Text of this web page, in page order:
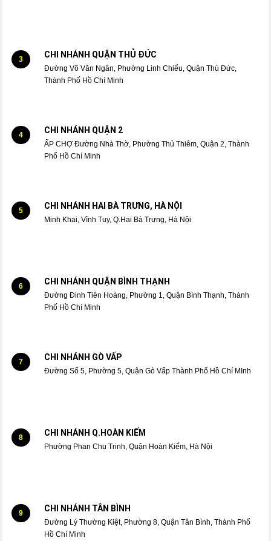
3 CHI NHÁNH QUẬN THỦ ĐỨC
Đường Võ Văn Ngân, Phường Linh Chiểu, Quận Thủ Đức,
Thành Phố Hồ Chí Minh
4 CHI NHÁNH QUẬN 2
ẤP CHỢ Đường Nhà Thờ, Phường Thủ Thiêm, Quận 2, Thành
Phố Hồ Chí Minh
5 CHI NHÁNH HAI BÀ TRƯNG, HÀ NỘI
Minh Khai, Vĩnh Tuy, Q.Hai Bà Trưng, Hà Nội
6 CHI NHÁNH QUẬN BÌNH THẠNH
Đường Đinh Tiên Hoàng, Phường 1, Quận Bình Thạnh, Thành
Phố Hồ Chí Minh
7 CHI NHÁNH GÒ VẤP
Đường Số 5, Phường 5, Quận Gò Vấp Thành Phố Hồ Chí MInh
8 CHI NHÁNH Q.HOÀN KIẾM
Phường Phan Chu Trinh, Quận Hoàn Kiếm, Hà Nội
9 CHI NHÁNH TÂN BÌNH
Đường Lý Thường Kiệt, Phường 8, Quận Tân Bình, Thành Phố
Hồ Chí Minh